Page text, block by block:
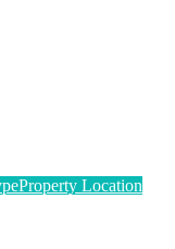
Property Location